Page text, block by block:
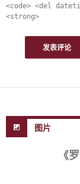
<code> <del
<strong>
图片
《